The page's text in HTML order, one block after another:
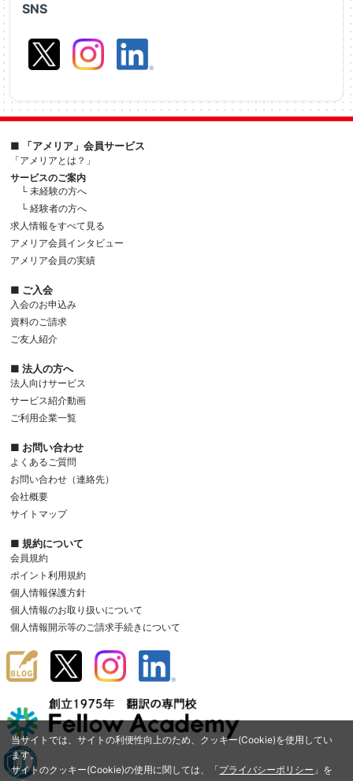
当サイトでは、サイトの利便性向上のため、クッキー(Cookie)を使用してい
ます。
サイトのクッキー(Cookie)の使用に関しては、「プライバシーポリシー 」を
SNS
■ 「アメリア」会員サービス
「アメリアとは？」
サービスのご案内
└ 未経験の方へ
└ 経験者の方へ
求人情報をすべて見る
アメリア会員インタビュー
アメリア会員の実績
■ ご入会
入会のお申込み
資料のご請求
ご友人紹介
■ 法人の方へ
法人向けサービス
サービス紹介動画
ご利用企業一覧
■ お問い合わせ
よくあるご質問
お問い合わせ（連絡先）
会社概要
サイトマップ
■ 規約について
会員規約
ポイント利用規約
個人情報保護方針
個人情報のお取り扱いについて
個人情報開示等のご請求手続きについて